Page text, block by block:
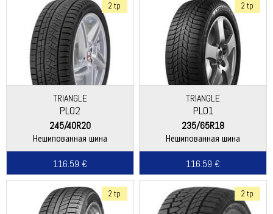
2 tp
TRIANGLE
PL02
245/40R20
Нешипованная шина
116.59 €
2 tp
TRIANGLE
PL01
235/65R18
Нешипованная шина
116.59 €
2 tp 2 tp